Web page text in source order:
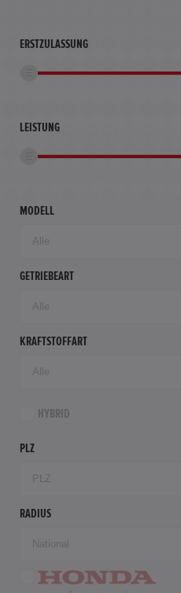
ERSTZULASSUNG
LEISTUNG
MODELL
GETRIEBEART
KRAFTSTOFFART
HYBRID
PLZ
RADIUS